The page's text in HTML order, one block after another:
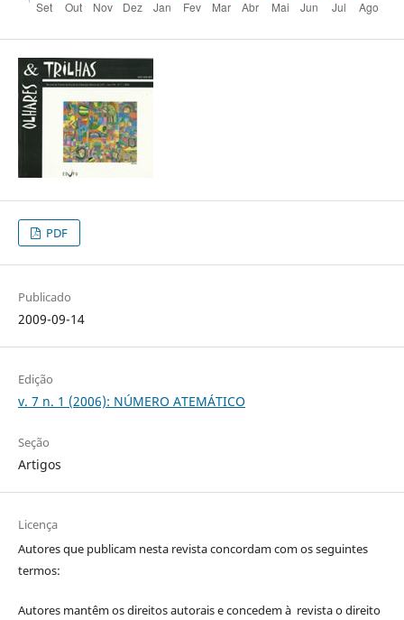
PDF
Publicado
2009-09-14
Edição
v. 7 n. 1 (2006): NÚMERO ATEMÁTICO
Seção
Artigos
Licença
Autores que publicam nesta revista concordam com os seguintes
termos:
Autores mantêm os direitos autorais e concedem à revista o direito